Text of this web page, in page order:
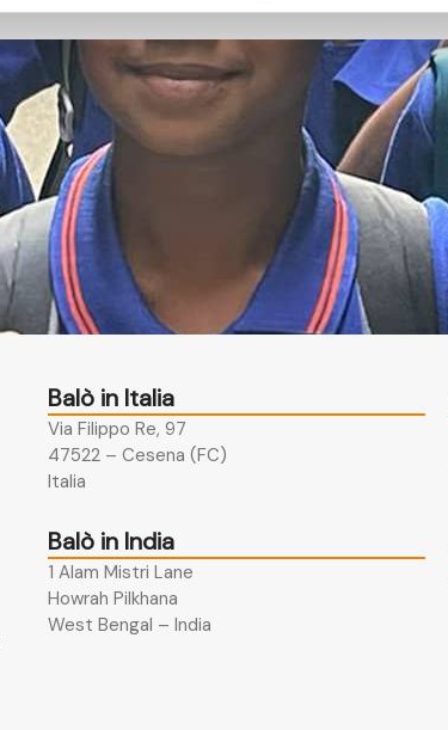
Balò in Italia
Via Filippo Re, 97
47522 – Cesena (FC)​
Italia
Balò in India
1 Alam Mistri Lane
Howrah Pilkhana​
West Bengal – India